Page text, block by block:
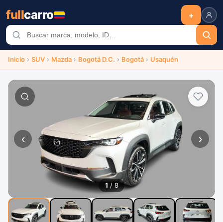
fullcarro +
Inicio › SUV › Mazda › Bogotá D.C. › Bogotá › Usaquén
‹ ›
1 / 8